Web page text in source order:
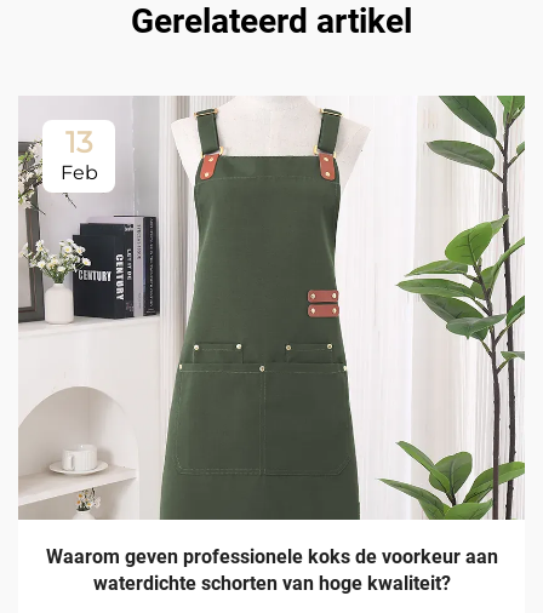
Gerelateerd artikel
13
Feb
Waarom geven professionele koks de voorkeur aan
waterdichte schorten van hoge kwaliteit?